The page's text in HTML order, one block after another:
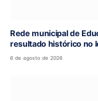
Rede municipal de
resultado histórico no
6 de agosto de 2026